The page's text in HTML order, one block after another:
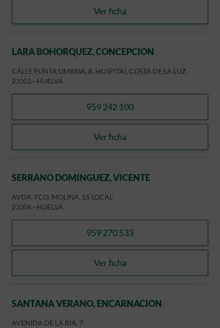
Ver ficha
SEGOVIA BROME, RAFAEL
LARA BOHORQUEZ, CONCEPCION
CALLE PUNTA UMBRIA, 8, HOSPITAL COSTA DE LA LUZ
21002 - HUELVA
959 242 100
llamar LARA
Ver ficha
LARA BOHORQUEZ,
SERRANO DOMINGUEZ, VICENTE
AVDA. FCO. MOLINA, 55 LOCAL
21006 - HUELVA
959 270 533
llamar SERRANO
Ver ficha
SERRANO DOMINGUEZ,
SANTANA VERANO, ENCARNACION
AVENIDA DE LA RIA, 7